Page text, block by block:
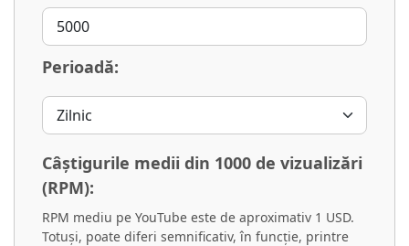
Perioadă:
Câștigurile medii din 1000 de vizualizări
(RPM):
RPM mediu pe YouTube este de aproximativ 1 USD.
Totuși, poate diferi semnificativ, în funcție, printre